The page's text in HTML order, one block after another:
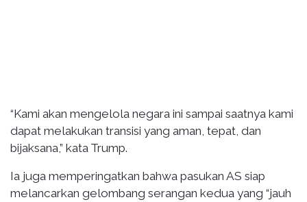
“Kami akan mengelola negara ini sampai saatnya kami
dapat melakukan transisi yang aman, tepat, dan
bijaksana,” kata Trump.
Ia juga memperingatkan bahwa pasukan AS siap
melancarkan gelombang serangan kedua yang “jauh